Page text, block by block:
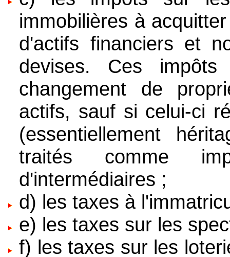
immobilières à
d'actifs financiers et
devises. Ces
changement de
actifs, sauf si celui-ci
(essentiellement
traités comme
d'intermédiaires ;
d) les taxes à
e) les taxes sur les
f) les taxes sur les